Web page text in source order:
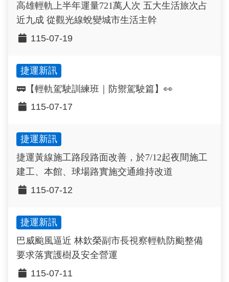
高雄輕軌上半年運量721萬人次 五大生活旅次占
近九成 從觀光線蛻變城市生活主幹
115-07-19
捷運新訊
🚃【輕軌駕駛訓練班｜防禦駕駛篇】👀
115-07-17
捷運新訊
捷運黃線施工路段路面改善，於7/12起夜間施工
建工、本館、球場路實施交通維持改道
115-07-12
捷運新訊
巴威颱風逼近 林欽榮副市長視察輕軌防颱整備
要求落實護樹及安全營運
115-07-11